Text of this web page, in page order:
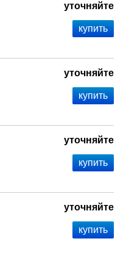
уточняйте
уточняйте
уточняйте
уточняйте